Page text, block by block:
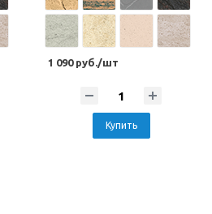
1 090 руб./шт
Купить